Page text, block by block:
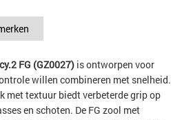
FG (GZ0027) is ontworpen voor
willen combineren met snelheid.
met textuur biedt verbeterde grip op
en schoten. De FG zool met